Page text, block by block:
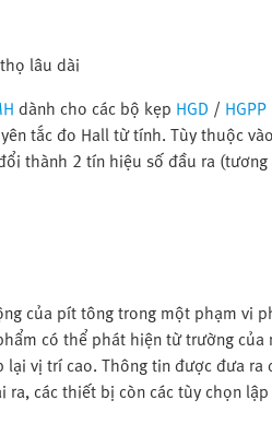
lâu dài
dành cho các bộ kẹp HGD / HGPP
tắc đo Hall từ tính. Tùy thuộc
thành 2 tín hiệu số đầu ra
của pít tông trong một phạm vi
có thể phát hiện từ trường của
vị trí cao. Thông tin được đưa ra
các thiết bị còn các tùy chọn